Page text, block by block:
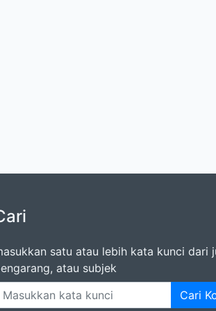
satu atau lebih kata kunci dari
atau subjek
Cari